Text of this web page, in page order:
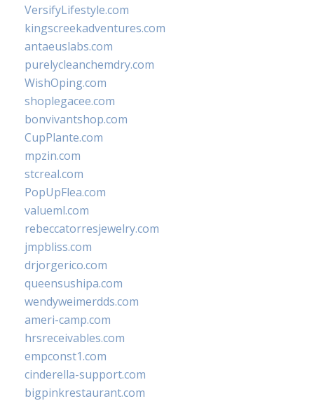
VersifyLifestyle.com
kingscreekadventures.com
antaeuslabs.com
purelycleanchemdry.com
WishOping.com
shoplegacee.com
bonvivantshop.com
CupPlante.com
mpzin.com
stcreal.com
PopUpFlea.com
valueml.com
rebeccatorresjewelry.com
jmpbliss.com
drjorgerico.com
queensushipa.com
wendyweimerdds.com
ameri-camp.com
hrsreceivables.com
empconst1.com
cinderella-support.com
bigpinkrestaurant.com